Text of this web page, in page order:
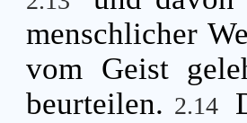
menschlicher
vom Geist
beurteilen. 2.14